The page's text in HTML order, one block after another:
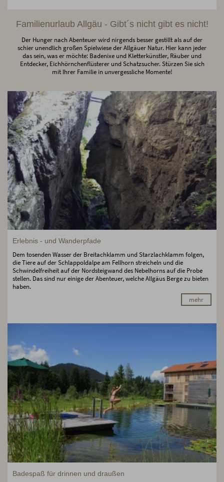
Familienurlaub Allgäu - Gibt´s nicht gibt es nicht!
Der Hunger nach Abenteuer wird nirgends besser gestillt als auf der
schier unendlich großen Spielwiese der Allgäuer Natur. Hier kann jeder
das sein, was er möchte: Badenixe und Kletterkünstler, Räuber und
Entdecker, Eichhörnchenflüsterer und Schatzsucher. Stürzen Sie sich
mit Ihrer Familie in unvergessliche Momente!
Erlebnis - und Wanderpfade
Dem tosenden Wasser der Breitachklamm und Starzlachklamm folgen,
die Tiere auf der Schlappoldalpe am Fellhorn streicheln und die
Schwindelfreiheit auf der Nordsteigwand des Nebelhorns auf die Probe
stellen. Das sind nur einige der Abenteuer, welche Allgäus Berge zu bieten
haben.
mehr
Badespaß für drinnen und draußen